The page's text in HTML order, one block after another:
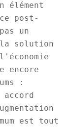
élément
post-
un
solution
encore
:
est tout